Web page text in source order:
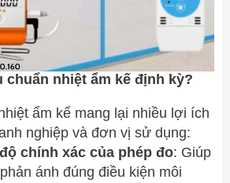
chuẩn nhiệt ẩm kế định kỳ?
ẩm kế mang lại nhiều lợi ích
nghiệp và đơn vị sử dụng:
chính xác của phép đo: Giúp
ánh đúng điều kiện môi